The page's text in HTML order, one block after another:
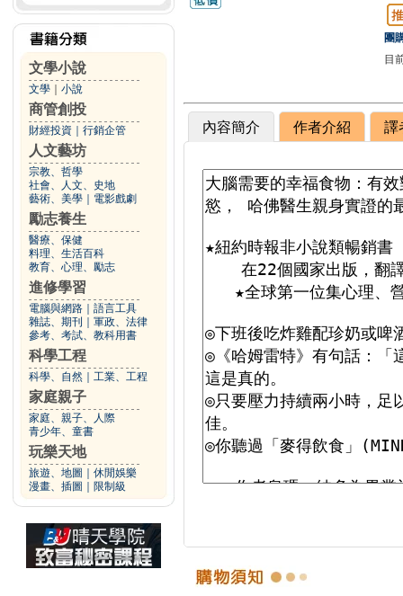
文學小說
文學 小說
商管創投
財經投資 行銷企管
人文藝坊
宗教、哲學
社會、人文、史地
藝術、美學
電影戲劇
勵志養生
醫療、保健
料理、生活百科
教育、心理、勵志
進修學習
電腦與網路
語言工具
雜誌、期刊
軍政、法律
參考、考試、教科用書
科學工程
科學、自然 工業、工程
家庭親子
家庭、親子、人際
青少年、童書
玩樂天地
旅遊、地圖
休閒娛樂
漫畫、插圖
限制級
團
目
內容簡介 作者介紹 譯